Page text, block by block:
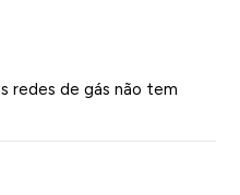
redes de gás não tem